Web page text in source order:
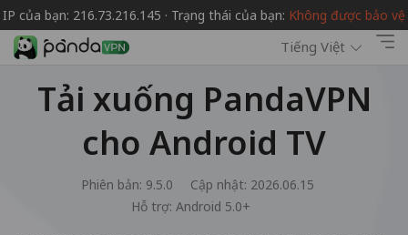
IP của bạn: 216.73.216.145 · Trạng thái của bạn: Không được bảo vệ
Tiếng Việt
Tải xuống PandaVPN
cho Android TV
Phiên bản: 9.5.0
Cập nhật: 2026.06.15
Hỗ trợ: Android 5.0+